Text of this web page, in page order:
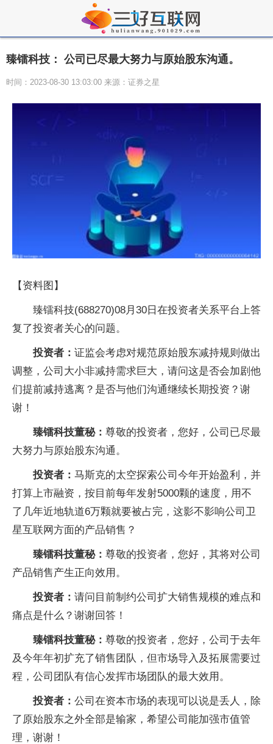
臻镭科技： 公司已尽最大努力与原始股东沟通。
时间：2023-08-30 13:03:00 来源：证券之星
【资料图】
臻镭科技(688270)08月30日在投资者关系平台上答
复了投资者关心的问题。
投资者： 证监会考虑对规范原始股东减持规则做出
调整，公司大小非减持需求巨大，请问这是否会加剧他
们提前减持逃离？是否与他们沟通继续长期投资？谢
谢！
臻镭科技董秘： 尊敬的投资者，您好，公司已尽最
大努力与原始股东沟通。
投资者： 马斯克的太空探索公司今年开始盈利，并
打算上市融资，按目前每年发射5000颗的速度，用不
了几年近地轨道6万颗就要被占完，这影不影响公司卫
星互联网方面的产品销售？
臻镭科技董秘： 尊敬的投资者，您好，其将对公司
产品销售产生正向效用。
投资者： 请问目前制约公司扩大销售规模的难点和
痛点是什么？谢谢回答！
臻镭科技董秘： 尊敬的投资者，您好，公司于去年
及今年年初扩充了销售团队，但市场导入及拓展需要过
程，公司团队有信心发挥市场团队的最大效用。
投资者： 公司在资本市场的表现可以说是丢人，除
了原始股东之外全部是输家，希望公司能加强市值管
理，谢谢！